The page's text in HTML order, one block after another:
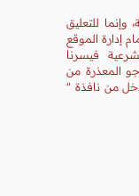
للتعليق
إدارة الموقع
فيسرنا
المعذرة من
من نافذة "